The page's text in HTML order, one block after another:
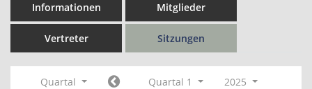
Informationen Mitglieder
Vertreter Sitzungen
Quartal Quartal 1
2025